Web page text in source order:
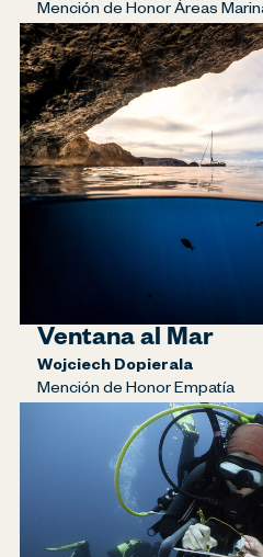
Mención de Honor Áreas
Ventana al Mar
Wojciech Dopierala
Mención de Honor Empatía